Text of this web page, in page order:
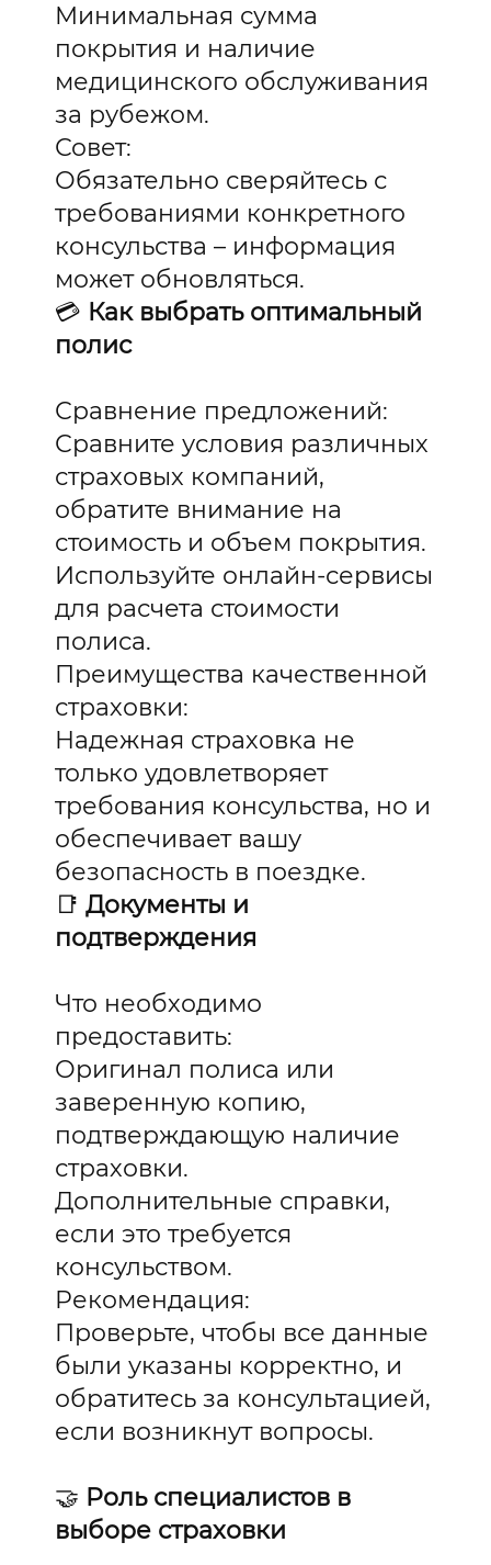
Минимальная сумма
покрытия и наличие
медицинского обслуживания
за рубежом.
Совет:
Обязательно сверяйтесь с
требованиями конкретного
консульства – информация
может обновляться.
💳 Как выбрать оптимальный
полис
Сравнение предложений:
Сравните условия различных
страховых компаний,
обратите внимание на
стоимость и объем покрытия.
Используйте онлайн-сервисы
для расчета стоимости
полиса.
Преимущества качественной
страховки:
Надежная страховка не
только удовлетворяет
требования консульства, но и
обеспечивает вашу
безопасность в поездке.
📑Документы и
подтверждения
Что необходимо
предоставить:
Оригинал полиса или
заверенную копию,
подтверждающую наличие
страховки.
Дополнительные справки,
если это требуется
консульством.
Рекомендация:
Проверьте, чтобы все данные
были указаны корректно, и
обратитесь за консультацией,
если возникнут вопросы.
🤝 Роль специалистов в
выборе страховки